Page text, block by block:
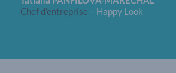
Chef d’entreprise – Happy Look